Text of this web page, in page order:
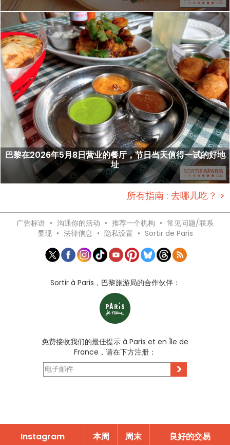
巴黎在2026年5月8日营业的餐厅，节日当天值得一试的好地
址
所有指南 : 去哪儿吃？ >
广告标语 • 沟通你的活动 • 推荐一个机构 • 常见问题/联系
显现 • 法律信息 • 隐私设置 • Sortir de Paris
Sortir à Paris，巴黎旅游局的合作伙伴：
免费接收我们的最佳提示 à Paris et en Île de
France，请在下方注册：
>
Instagram 本周 周末 良好的交易